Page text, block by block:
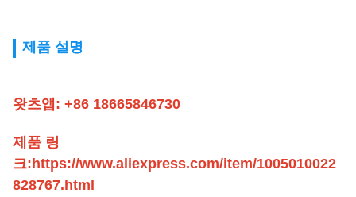
제품 설명
왓츠앱: +86 18665846730
제품 링
크: https://www.aliexpress.com/item/1005010022
828767.html